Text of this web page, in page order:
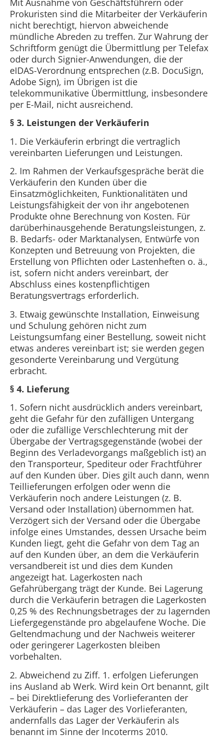
Mit Ausnahme von Geschäftsführern oder
Prokuristen sind die Mitarbeiter der Verkäuferin
nicht berechtigt, hiervon abweichende
mündliche Abreden zu treffen. Zur Wahrung der
Schriftform genügt die Übermittlung per Telefax
oder durch Signier-Anwendungen, die der
eIDAS-Verordnung entsprechen (z.B. DocuSign,
Adobe Sign), im Übrigen ist die
telekommunikative Übermittlung, insbesondere
per E-Mail, nicht ausreichend.
§ 3. Leistungen der Verkäuferin
1. Die Verkäuferin erbringt die vertraglich
vereinbarten Lieferungen und Leistungen.
2. Im Rahmen der Verkaufsgespräche berät die
Verkäuferin den Kunden über die
Einsatzmöglichkeiten, Funktionalitäten und
Leistungsfähigkeit der von ihr angebotenen
Produkte ohne Berechnung von Kosten. Für
darüberhinausgehende Beratungsleistungen, z.
B. Bedarfs- oder Marktanalysen, Entwürfe von
Konzepten und Betreuung von Projekten, die
Erstellung von Pflichten oder Lastenheften o. ä.,
ist, sofern nicht anders vereinbart, der
Abschluss eines kostenpflichtigen
Beratungsvertrags erforderlich.
3. Etwaig gewünschte Installation, Einweisung
und Schulung gehören nicht zum
Leistungsumfang einer Bestellung, soweit nicht
etwas anderes vereinbart ist; sie werden gegen
gesonderte Vereinbarung und Vergütung
erbracht.
§ 4. Lieferung
1. Sofern nicht ausdrücklich anders vereinbart,
geht die Gefahr für den zufälligen Untergang
oder die zufällige Verschlechterung mit der
Übergabe der Vertragsgegenstände (wobei der
Beginn des Verladevorgangs maßgeblich ist) an
den Transporteur, Spediteur oder Frachtführer
auf den Kunden über. Dies gilt auch dann, wenn
Teillieferungen erfolgen oder wenn die
Verkäuferin noch andere Leistungen (z. B.
Versand oder Installation) übernommen hat.
Verzögert sich der Versand oder die Übergabe
infolge eines Umstandes, dessen Ursache beim
Kunden liegt, geht die Gefahr von dem Tag an
auf den Kunden über, an dem die Verkäuferin
versandbereit ist und dies dem Kunden
angezeigt hat. Lagerkosten nach
Gefahrübergang trägt der Kunde. Bei Lagerung
durch die Verkäuferin betragen die Lagerkosten
0,25 % des Rechnungsbetrages der zu lagernden
Liefergegenstände pro abgelaufene Woche. Die
Geltendmachung und der Nachweis weiterer
oder geringerer Lagerkosten bleiben
vorbehalten.
2. Abweichend zu Ziff. 1. erfolgen Lieferungen
ins Ausland ab Werk. Wird kein Ort benannt, gilt
– bei Direktlieferung des Vorlieferanten der
Verkäuferin – das Lager des Vorlieferanten,
andernfalls das Lager der Verkäuferin als
benannt im Sinne der Incoterms 2010.